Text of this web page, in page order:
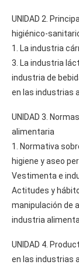
UNIDAD 2.
higiénico-
1. La industria
3. La industria
industria de
en las industrias
UNIDAD 3.
alimentaria
1. Normativa
higiene y aseo
Vestimenta e
Actitudes y
manipulación de
industria
UNIDAD 4.
en las industrias